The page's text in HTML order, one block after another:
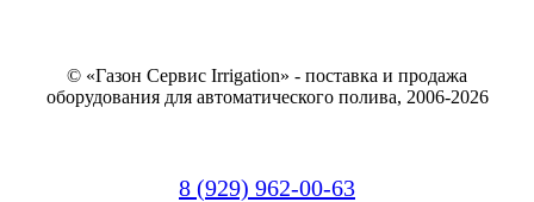
© «Газон Сервис Irrigation» - поставка и продажа
оборудования для автоматического полива, 2006-2026
8 (929) 962-00-63